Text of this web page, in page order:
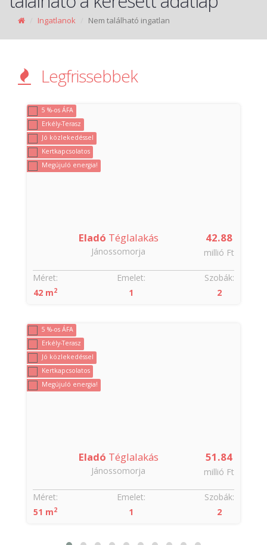
Ingatlanok Nem található ingatlan
Legfrissebbek
5 %-os ÁFA
Erkély-Terasz
Jó közlekedéssel
Kertkapcsolatos
Megújuló energia!
42.88
millió Ft
Eladó Téglalakás
Jánossomorja
Szobák:
2
Méret:
42 m2
Emelet:
1
5 %-os ÁFA
Erkély-Terasz
Jó közlekedéssel
Kertkapcsolatos
Megújuló energia!
51.84
millió Ft
Eladó Téglalakás
Jánossomorja
Szobák:
2
Méret:
51 m2
Emelet:
1